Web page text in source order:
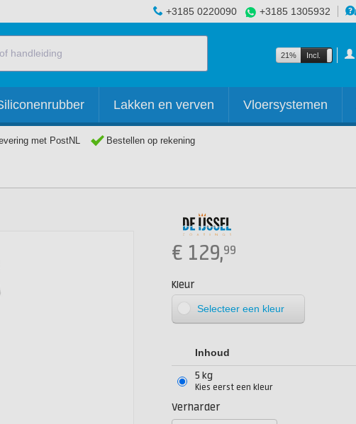
+3185 0220090 +3185 1305932
21% Incl. Excl.
Lakken en verven Vloersystemen
met PostNL Bestellen op rekening
€ 129,99
Kleur
Selecteer een kleur
Inhoud
5 kg
Kies eerst een kleur
Verharder